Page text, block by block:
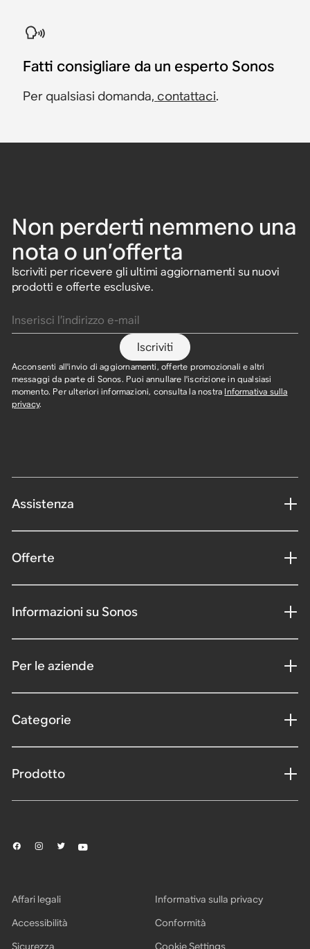
Fatti consigliare da un esperto Sonos
Per qualsiasi domanda, contattaci.
Non perderti nemmeno una
nota o un’offerta
Iscriviti per ricevere gli ultimi aggiornamenti su nuovi
prodotti e offerte esclusive.
Iscriviti
Acconsenti all'invio di aggiornamenti, offerte promozionali e altri
messaggi da parte di Sonos. Puoi annullare l'iscrizione in qualsiasi
momento. Per ulteriori informazioni, consulta la nostra Informativa sulla
privacy.
Assistenza
Offerte
Informazioni su Sonos
Per le aziende
Categorie
Prodotto
Affari legali
Informativa sulla privacy
Accessibilità
Conformità
Sicurezza
Cookie Settings